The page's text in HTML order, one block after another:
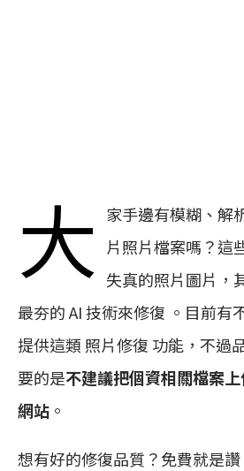
大
家手邊有模糊、解
片照片檔案嗎？這
失真的照片圖片，
最夯的 AI 技術來修復 。目前有
提供這類 照片修復 功能，不過
要的是不建議把個資相關檔案
網站 。
想有好的修復品質？免費就是